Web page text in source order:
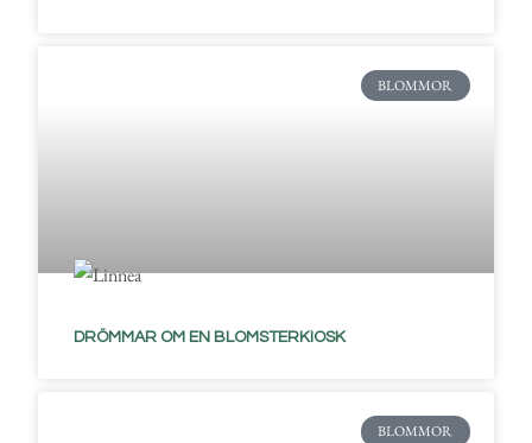
BLOMMOR
DRÖMMAR OM EN BLOMSTERKIOSK
BLOMMOR